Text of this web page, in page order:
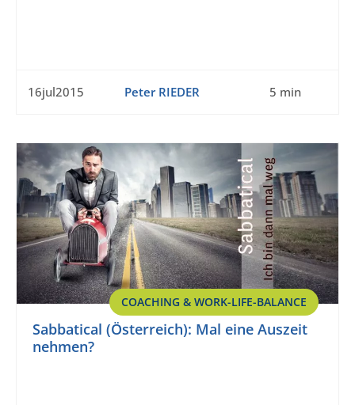
16jul2015 Peter RIEDER 5 min
COACHING & WORK-LIFE-BALANCE
Sabbatical (Österreich): Mal eine Auszeit
nehmen?